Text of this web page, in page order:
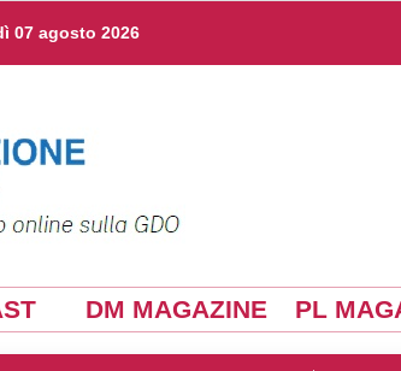
07 agosto 2026
DM MAGAZINE PL